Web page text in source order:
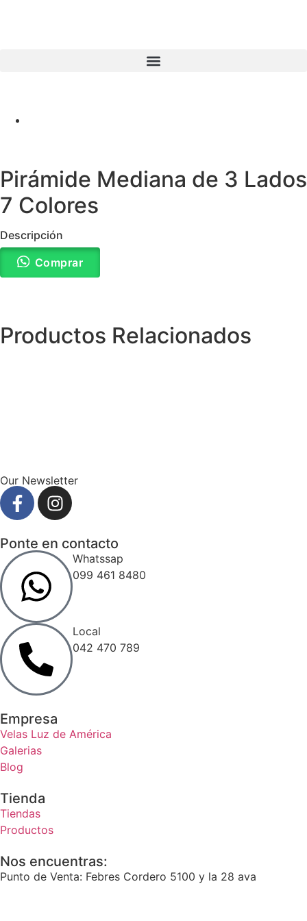
Pirámide Mediana de 3 Lados
7 Colores
Descripción
Comprar
Productos Relacionados
Our Newsletter
Ponte en contacto
Whatssap
099 461 8480
Local
042 470 789
Empresa
Velas Luz de América
Galerias
Blog
Tienda
Tiendas
Productos
Nos encuentras:
Punto de Venta: Febres Cordero 5100 y la 28 ava